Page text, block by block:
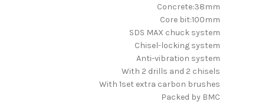
Concrete:38mm
Core bit:100mm
SDS MAX chuck system
Chisel-locking system
Anti-vibration system
With 2 drills and 2 chisels
With 1set extra carbon brushes
Packed by BMC